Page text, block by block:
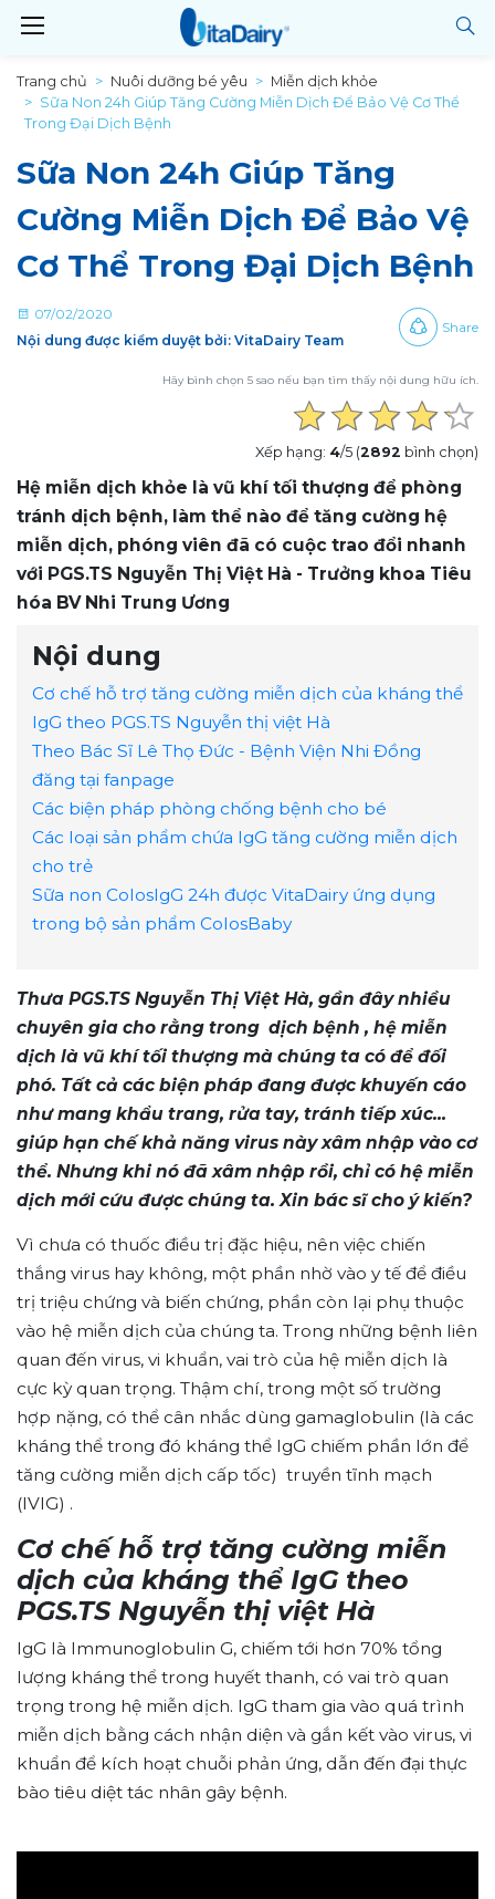
Trang chủ Nuôi dưỡng bé yêu
Miễn dịch khỏe
Sữa Non 24h Giúp Tăng Cường Miễn Dịch Để Bảo Vệ Cơ Thể
Trong Đại Dịch Bệnh
Sữa Non 24h Giúp Tăng
Cường Miễn Dịch Để Bảo Vệ
Cơ Thể Trong Đại Dịch Bệnh
07/02/2020
Nội dung được kiểm duyệt bởi: VitaDairy Team
Share
Hãy bình chọn 5 sao nếu bạn tìm thấy nội dung hữu ích.
Xếp hạng: 4/5 (2892 bình chọn)
Hệ miễn dịch khỏe là vũ khí tối thượng để phòng
tránh dịch bệnh, làm thể nào để tăng cường hệ
miễn dịch, phóng viên đã có cuộc trao đổi nhanh
với PGS.TS Nguyễn Thị Việt Hà - Trưởng khoa Tiêu
hóa BV Nhi Trung Ương
Nội dung
Cơ chế hỗ trợ tăng cường miễn dịch của kháng thể
IgG theo PGS.TS Nguyễn thị việt Hà
Theo Bác Sĩ Lê Thọ Đức - Bệnh Viện Nhi Đồng
đăng tại fanpage
Các biện pháp phòng chống bệnh cho bé
Các loại sản phẩm chứa IgG tăng cường miễn dịch
cho trẻ
Sữa non ColosIgG 24h được VitaDairy ứng dụng
trong bộ sản phẩm ColosBaby
Thưa PGS.TS Nguyễn Thị Việt Hà, gần đây nhiều
chuyên gia cho rằng trong dịch bệnh , hệ miễn
dịch là vũ khí tối thượng mà chúng ta có để đối
phó. Tất cả các biện pháp đang được khuyến cáo
như mang khẩu trang, rửa tay, tránh tiếp xúc...
giúp hạn chế khả năng virus này xâm nhập vào cơ
thể. Nhưng khi nó đã xâm nhập rồi, chỉ có hệ miễn
dịch mới cứu được chúng ta. Xin bác sĩ cho ý kiến?
Vì chưa có thuốc điều trị đặc hiệu, nên việc chiến
thắng virus hay không, một phần nhờ vào y tế để điều
trị triệu chứng và biến chứng, phần còn lại phụ thuộc
vào hệ miễn dịch của chúng ta. Trong những bệnh liên
quan đến virus, vi khuẩn, vai trò của hệ miễn dịch là
cực kỳ quan trọng. Thậm chí, trong một số trường
hợp nặng, có thể cân nhắc dùng gamaglobulin (là các
kháng thể trong đó kháng thể IgG chiếm phần lớn để
tăng cường miễn dịch cấp tốc) truyền tĩnh mạch
(IVIG) .
Cơ chế hỗ trợ tăng cường miễn
dịch của kháng thể IgG theo
PGS.TS Nguyễn thị việt Hà
IgG là Immunoglobulin G, chiếm tới hơn 70% tổng
lượng kháng thể trong huyết thanh, có vai trò quan
trọng trong hệ miễn dịch. IgG tham gia vào quá trình
miễn dịch bằng cách nhận diện và gắn kết vào virus, vi
khuẩn để kích hoạt chuỗi phản ứng, dẫn đến đại thực
bào tiêu diệt tác nhân gây bệnh.